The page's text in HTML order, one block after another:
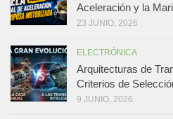
Aceleración y la
23 JUNIO, 2026
ELECTRÓNICA
Arquitecturas de
Criterios de
9 JUNIO, 2026